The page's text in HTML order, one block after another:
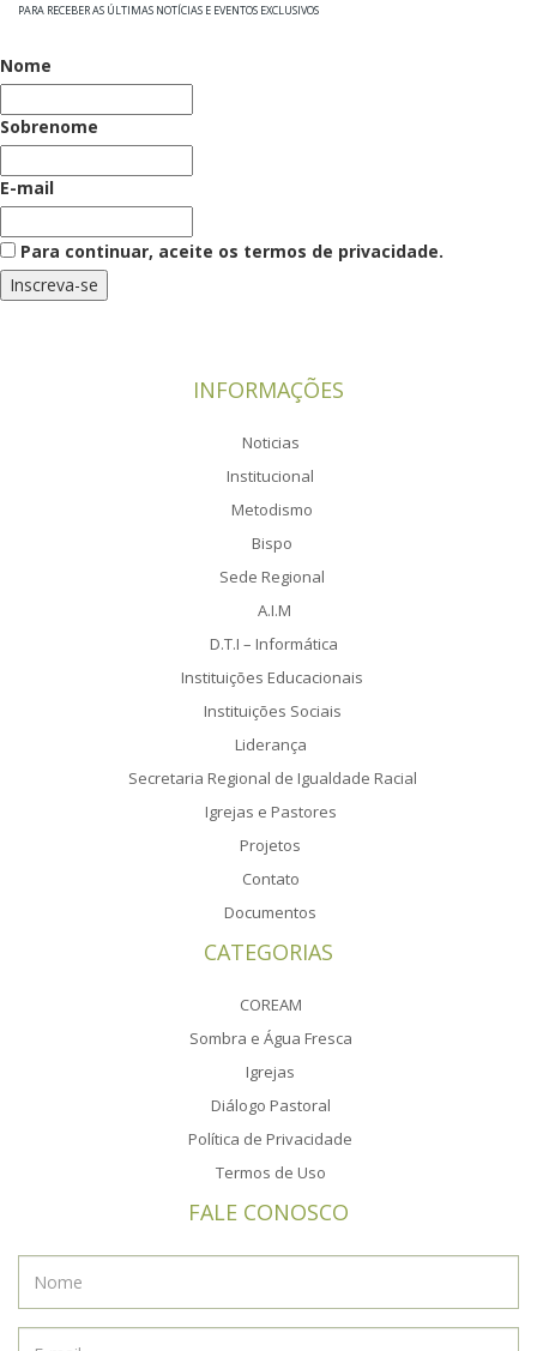
PARA RECEBER AS ÚLTIMAS NOTÍCIAS E EVENTOS EXCLUSIVOS
Nome
Sobrenome
E-mail
Para continuar, aceite os termos de privacidade.
INFORMAÇÕES
Noticias
Institucional
Metodismo
Bispo
Sede Regional
A.I.M
D.T.I – Informática
Instituições Educacionais
Instituições Sociais
Liderança
Secretaria Regional de Igualdade Racial
Igrejas e Pastores
Projetos
Contato
Documentos
CATEGORIAS
COREAM
Sombra e Água Fresca
Igrejas
Diálogo Pastoral
Política de Privacidade
Termos de Uso
FALE CONOSCO